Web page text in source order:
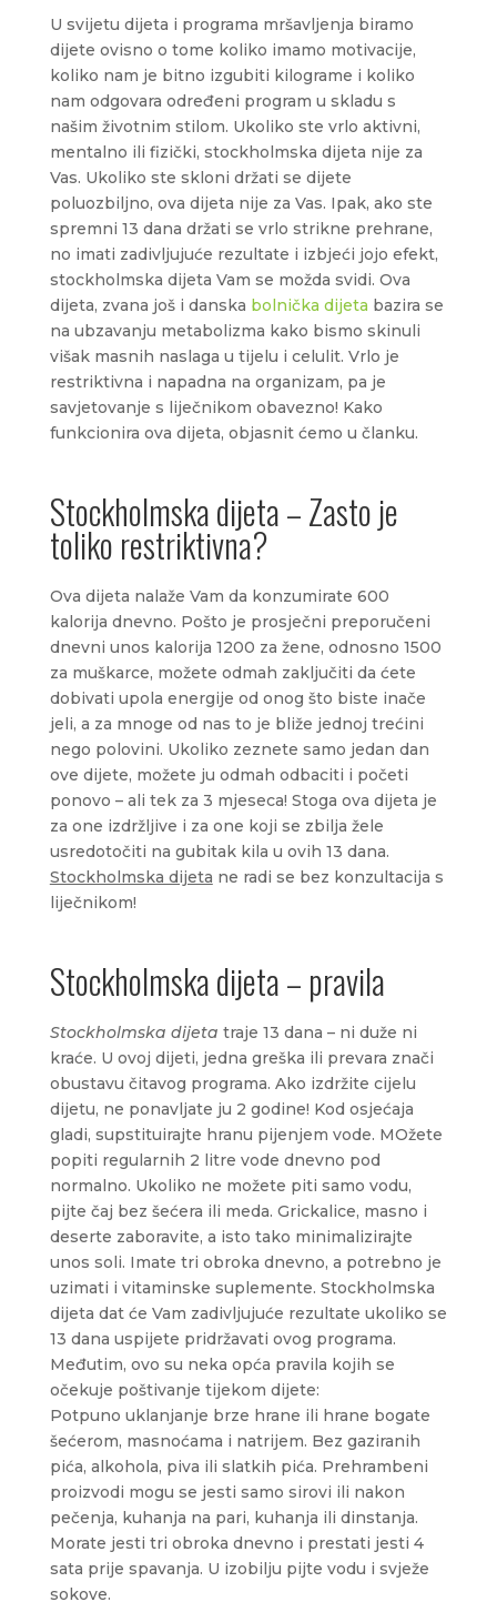
U svijetu dijeta i programa mršavljenja biramo
dijete ovisno o tome koliko imamo motivacije,
koliko nam je bitno izgubiti kilograme i koliko
nam odgovara određeni program u skladu s
našim životnim stilom. Ukoliko ste vrlo aktivni,
mentalno ili fizički, stockholmska dijeta nije za
Vas. Ukoliko ste skloni držati se dijete
poluozbiljno, ova dijeta nije za Vas. Ipak, ako ste
spremni 13 dana držati se vrlo strikne prehrane,
no imati zadivljujuće rezultate i izbjeći jojo efekt,
stockholmska dijeta Vam se možda svidi. Ova
dijeta, zvana još i danska bolnička dijeta bazira se
na ubzavanju metabolizma kako bismo skinuli
višak masnih naslaga u tijelu i celulit. Vrlo je
restriktivna i napadna na organizam, pa je
savjetovanje s liječnikom obavezno! Kako
funkcionira ova dijeta, objasnit ćemo u članku.
Stockholmska dijeta – Zasto je
toliko restriktivna?
Ova dijeta nalaže Vam da konzumirate 600
kalorija dnevno. Pošto je prosječni preporučeni
dnevni unos kalorija 1200 za žene, odnosno 1500
za muškarce, možete odmah zaključiti da ćete
dobivati upola energije od onog što biste inače
jeli, a za mnoge od nas to je bliže jednoj trećini
nego polovini. Ukoliko zeznete samo jedan dan
ove dijete, možete ju odmah odbaciti i početi
ponovo – ali tek za 3 mjeseca! Stoga ova dijeta je
za one izdržljive i za one koji se zbilja žele
usredotočiti na gubitak kila u ovih 13 dana.
Stockholmska dijeta ne radi se bez konzultacija s
liječnikom!
Stockholmska dijeta – pravila
Stockholmska dijeta traje 13 dana – ni duže ni
kraće. U ovoj dijeti, jedna greška ili prevara znači
obustavu čitavog programa. Ako izdržite cijelu
dijetu, ne ponavljate ju 2 godine! Kod osjećaja
gladi, supstituirajte hranu pijenjem vode. MOžete
popiti regularnih 2 litre vode dnevno pod
normalno. Ukoliko ne možete piti samo vodu,
pijte čaj bez šećera ili meda. Grickalice, masno i
deserte zaboravite, a isto tako minimalizirajte
unos soli. Imate tri obroka dnevno, a potrebno je
uzimati i vitaminske suplemente. Stockholmska
dijeta dat će Vam zadivljujuće rezultate ukoliko se
13 dana uspijete pridržavati ovog programa.
Međutim, ovo su neka opća pravila kojih se
očekuje poštivanje tijekom dijete:
Potpuno uklanjanje brze hrane ili hrane bogate
šećerom, masnoćama i natrijem. Bez gaziranih
pića, alkohola, piva ili slatkih pića. Prehrambeni
proizvodi mogu se jesti samo sirovi ili nakon
pečenja, kuhanja na pari, kuhanja ili dinstanja.
Morate jesti tri obroka dnevno i prestati jesti 4
sata prije spavanja. U izobilju pijte vodu i svježe
sokove.